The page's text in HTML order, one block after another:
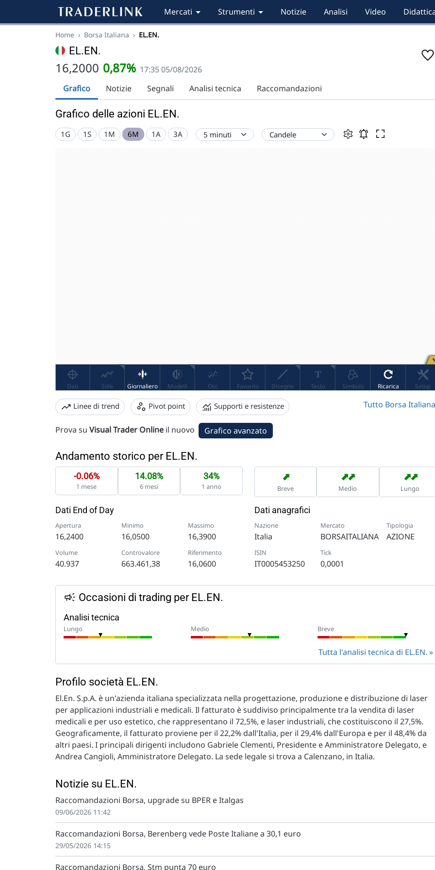
Mercati Strumenti Notizie Analisi Video
Home › Borsa Italiana › EL.EN.
EL.EN.
16,2000 0,87% 17:35 05/08/2026
Grafico
Notizie Segnali Analisi tecnica Raccomandazioni
Grafico delle azioni EL.EN.
1G 1S 1M 6M 1A 3A
Linee di trend Pivot point Supporti e resistenze Tutto Borsa
Prova su Visual Trader Online il nuovo Grafico avanzato
Andamento storico per EL.EN.
-0.06%
1 mese
14.08%
6 mesi
34%
1 anno
➡
Breve
➡
➡
Medio
➡
➡
Lungo
Dati End of Day
Apertura
16,2400
Minimo
16,0500
Massimo
16,3900
Volume
40.937
Controvalore
663.461,38
Riferimento
16,0600
Dati anagrafici
Nazione
Italia
Mercato
BORSAITALIANA
Tipologia
AZIONE
ISIN
IT0005453250
Tick
0,0001
Occasioni di trading per EL.EN.
Analisi tecnica
Lungo Medio Breve
Tutta l'analisi tecnica di EL.EN.
Profilo società EL.EN.
El.En. S.p.A. è un'azienda italiana specializzata nella progettazione, produzione e distribuzione di laser
per applicazioni industriali e medicali. Il fatturato è suddiviso principalmente tra la vendita di laser
medicali e per uso estetico, che rappresentano il 72,5%, e laser industriali, che costituiscono il 27,5%.
Geograficamente, il fatturato proviene per il 22,2% dall'Italia, per il 29,4% dall'Europa e per il 48,4% da
altri paesi. I principali dirigenti includono Gabriele Clementi, Presidente e Amministratore Delegato, e
Andrea Cangioli, Amministratore Delegato. La sede legale si trova a Calenzano, in Italia.
Notizie su EL.EN.
Raccomandazioni Borsa, upgrade su BPER e Italgas
09/06/2026 11:42
Raccomandazioni Borsa, Berenberg vede Poste Italiane a 30,1 euro
29/05/2026 14:15
Raccomandazioni Borsa, Stm punta 70 euro